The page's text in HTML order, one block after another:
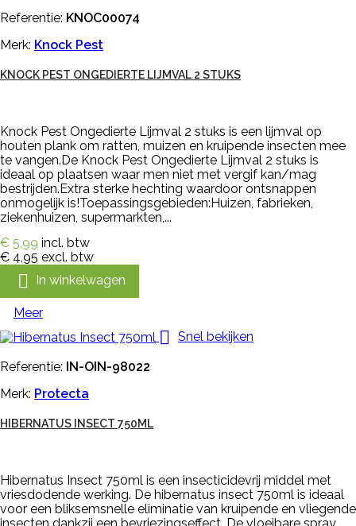
Referentie: KNOC00074
Merk: Knock Pest
KNOCK PEST ONGEDIERTE LIJMVAL 2 STUKS
Knock Pest Ongedierte Lijmval 2 stuks is een lijmval op
houten plank om ratten, muizen en kruipende insecten mee
te vangen.De Knock Pest Ongedierte Lijmval 2 stuks is
ideaal op plaatsen waar men niet met vergif kan/mag
bestrijden.Extra sterke hechting waardoor ontsnappen
onmogelijk is!Toepassingsgebieden:Huizen, fabrieken,
ziekenhuizen, supermarkten,...
€ 5,99 incl. btw
€ 4,95 excl. btw
 In winkelwagen
Meer
 Snel bekijken
Referentie: IN-OIN-98022
Merk: Protecta
HIBERNATUS INSECT 750ML
Hibernatus Insect 750ml is een insecticidevrij middel met
vriesdodende werking. De hibernatus insect 750ml is ideaal
voor een bliksemsnelle eliminatie van kruipende en vliegende
insecten dankzij een bevriezingseffect. De vloeibare spray,